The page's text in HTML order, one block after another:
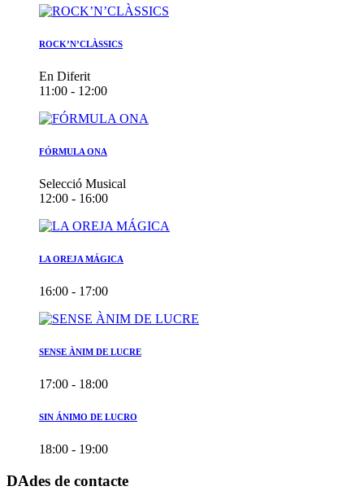
ROCK’N’CLÀSSICS
En Diferit
11:00 - 12:00
FÓRMULA ONA
Selecció Musical
12:00 - 16:00
LA OREJA MÁGICA
16:00 - 17:00
SENSE ÀNIM DE LUCRE
17:00 - 18:00
SIN ÁNIMO DE LUCRO
18:00 - 19:00
DAdes de contacte